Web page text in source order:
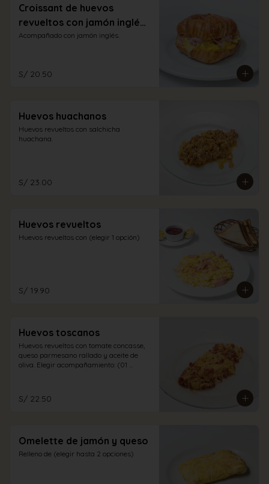
Croissant de huevos
revueltos con jamón inglés
y queso
Acompañado con jamón inglés.
S/ 20.50
Huevos huachanos
Huevos revueltos con salchicha
huachana.
S/ 23.00
Huevos revueltos
Huevos revueltos con (elegir 1 opción)
S/ 19.90
Huevos toscanos
Huevos revueltos con tomate concasse,
queso parmesano rallado y aceite de
oliva. Elegir acompañamiento: (01
S/ 22.50
Omelette de jamón y queso
Relleno de (elegir hasta 2 opciones)